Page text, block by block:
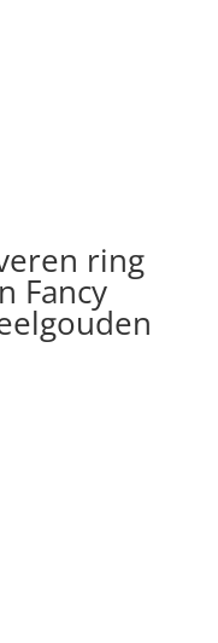
ring
Fancy